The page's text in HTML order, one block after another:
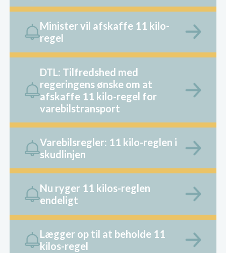
Minister vil afskaffe 11 kilo-
regel
DTL: Tilfredshed med
regeringens ønske om at
afskaffe 11 kilo-regel for
varebilstransport
Varebilsregler: 11 kilo-reglen i
skudlinjen
Nu ryger 11 kilos-reglen
endeligt
Lægger op til at beholde 11
kilos-regel